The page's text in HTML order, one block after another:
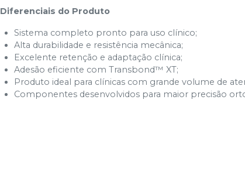
Diferenciais do Produto
Sistema completo pronto para uso clínico;
Alta durabilidade e resistência mecânica;
Excelente retenção e adaptação clínica;
Adesão eficiente com Transbond™ XT;
Produto ideal para clínicas com grande volume de
Componentes desenvolvidos para maior precisão